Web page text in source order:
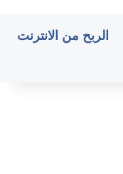
الربح من الانترنت